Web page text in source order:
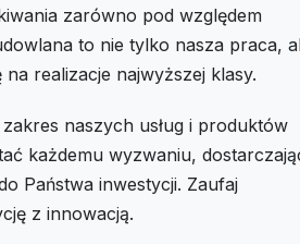
zarówno pod względem
to nie tylko nasza praca,
realizacje najwyższej klasy.
naszych usług i produktów
każdemu wyzwaniu,
Państwa inwestycji. Zaufaj
z innowacją.